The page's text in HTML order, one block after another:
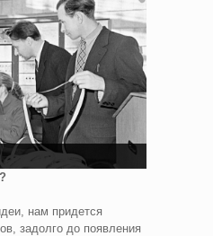
нам придется
задолго до появления